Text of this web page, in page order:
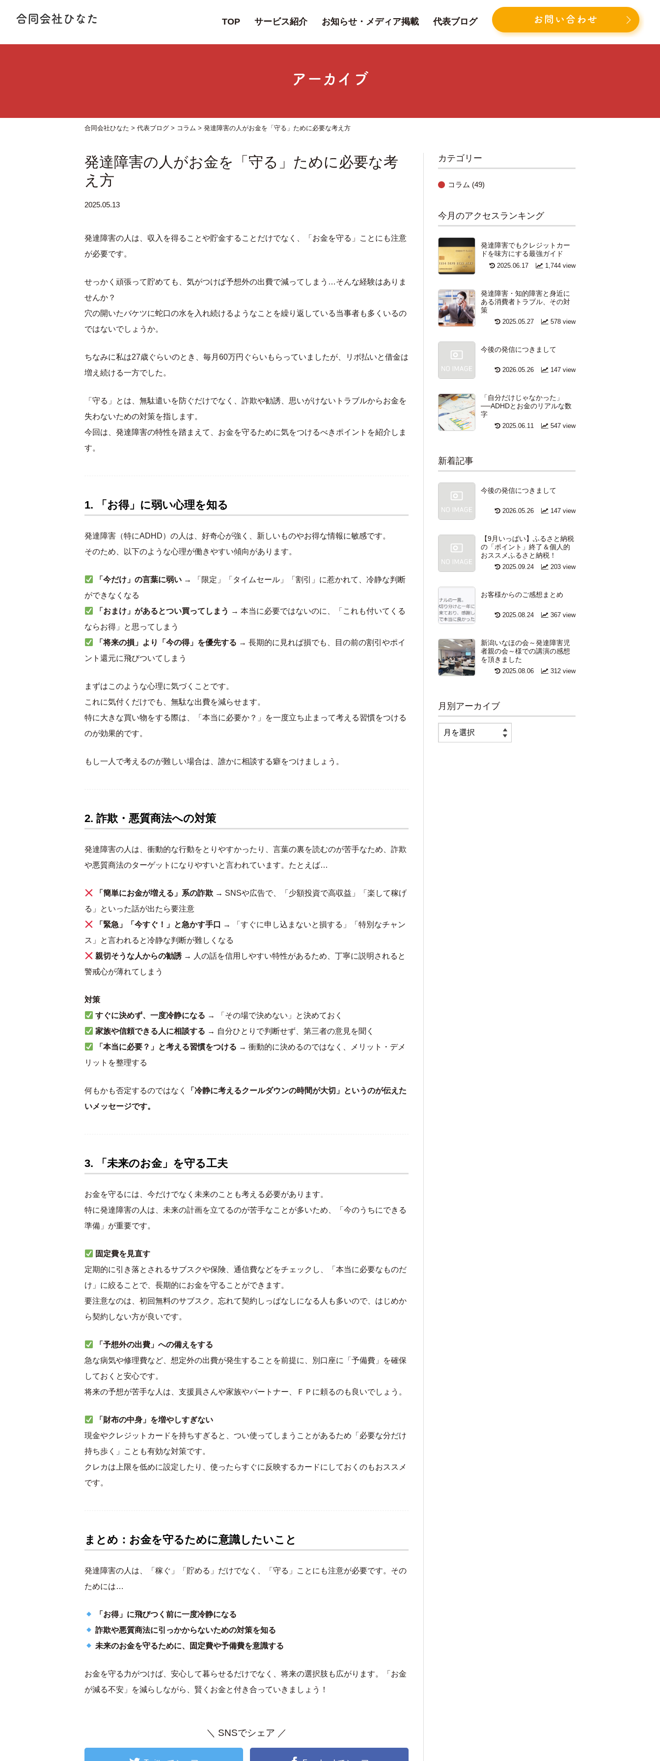
合同会社ひなた TOP サービス紹介 お知らせ・メディア掲載 代表ブログ お問い合わせ
アーカイブ
合同会社ひなた > 代表ブログ > コラム > 発達障害の人がお金を「守る」ために必要な考え方
発達障害の人がお金を「守る」ために必要な考
え方
2025.05.13
発達障害の人は、収入を得ることや貯金することだけでなく、「お金を守る」ことにも注意
が必要です。
せっかく頑張って貯めても、気がつけば予想外の出費で減ってしまう…そんな経験はありま
せんか？
穴の開いたバケツに蛇口の水を入れ続けるようなことを繰り返している当事者も多くいるの
ではないでしょうか。
ちなみに私は27歳ぐらいのとき、毎月60万円ぐらいもらっていましたが、リボ払いと借金は
増え続ける一方でした。
「守る」とは、無駄遣いを防ぐだけでなく、詐欺や勧誘、思いがけないトラブルからお金を
失わないための対策を指します。
今回は、発達障害の特性を踏まえて、お金を守るために気をつけるべきポイントを紹介しま
す。
1. 「お得」に弱い心理を知る
発達障害（特にADHD）の人は、好奇心が強く、新しいものやお得な情報に敏感です。
そのため、以下のような心理が働きやすい傾向があります。
「今だけ」の言葉に弱い → 「限定」「タイムセール」「割引」に惹かれて、冷静な判断
ができなくなる
「おまけ」があるとつい買ってしまう → 本当に必要ではないのに、「これも付いてくる
ならお得」と思ってしまう
「将来の損」より「今の得」を優先する → 長期的に見れば損でも、目の前の割引やポイ
ント還元に飛びついてしまう
まずはこのような心理に気づくことです。
これに気付くだけでも、無駄な出費を減らせます。
特に大きな買い物をする際は、「本当に必要か？」を一度立ち止まって考える習慣をつける
のが効果的です。
もし一人で考えるのが難しい場合は、誰かに相談する癖をつけましょう。
2. 詐欺・悪質商法への対策
発達障害の人は、衝動的な行動をとりやすかったり、言葉の裏を読むのが苦手なため、詐欺
や悪質商法のターゲットになりやすいと言われています。たとえば…
「簡単にお金が増える」系の詐欺 → SNSや広告で、「少額投資で高収益」「楽して稼げ
る」といった話が出たら要注意
「緊急」「今すぐ！」と急かす手口
→ 「すぐに申し込まないと損する」「特別なチャン
ス」と言われると冷静な判断が難しくなる
親切そうな人からの勧誘→ 人の話を信用しやすい特性があるため、丁寧に説明されると
警戒心が薄れてしまう
対策
すぐに決めず、一度冷静になる → 「その場で決めない」と決めておく
家族や信頼できる人に相談する → 自分ひとりで判断せず、第三者の意見を聞く
「本当に必要？」と考える習慣をつける → 衝動的に決めるのではなく、メリット・デメ
リットを整理する
何もかも否定するのではなく
「冷静に考えるクールダウンの時間が大切」というのが伝えた
いメッセージです。
3. 「未来のお金」を守る工夫
お金を守るには、今だけでなく未来のことも考える必要があります。
特に発達障害の人は、未来の計画を立てるのが苦手なことが多いため、「今のうちにできる
準備」が重要です。
固定費を見直す
定期的に引き落とされるサブスクや保険、通信費などをチェックし、「本当に必要なものだ
け」に絞ることで、長期的にお金を守ることができます。
要注意なのは、初回無料のサブスク。忘れて契約しっぱなしになる人も多いので、はじめか
ら契約しない方が良いです。
「予想外の出費」への備えをする
急な病気や修理費など、想定外の出費が発生することを前提に、別口座に「予備費」を確保
しておくと安心です。
将来の予想が苦手な人は、支援員さんや家族やパートナー、ＦＰに頼るのも良いでしょう。
「財布の中身」を増やしすぎない
現金やクレジットカードを持ちすぎると、つい使ってしまうことがあるため「必要な分だけ
持ち歩く」ことも有効な対策です。
クレカは上限を低めに設定したり、使ったらすぐに反映するカードにしておくのもおススメ
です。
まとめ：お金を守るために意識したいこと
発達障害の人は、「稼ぐ」「貯める」だけでなく、「守る」ことにも注意が必要です。その
ためには…
「お得」に飛びつく前に一度冷静になる
詐欺や悪質商法に引っかからないための対策を知る
未来のお金を守るために、固定費や予備費を意識する
お金を守る力がつけば、安心して暮らせるだけでなく、将来の選択肢も広がります。「お金
が減る不安」を減らしながら、賢くお金と付き合っていきましょう！
＼ SNSでシェア ／
カテゴリー
コラム (49)
今月のアクセスランキング
発達障害でもクレジットカー
ドを味方にする最強ガイド
1,744 view
2025.06.17
発達障害・知的障害と身近に
ある消費者トラブル、その対
策
578 view
2025.05.27
今後の発信につきまして
147 view
2026.05.26
「自分だけじゃなかった」
──ADHDとお金のリアルな数
字
547 view
2025.06.11
新着記事
今後の発信につきまして
147 view
2026.05.26
【9月いっぱい】ふるさと納税
の「ポイント」終了＆個人的
おススメふるさと納税！
203 view
2025.09.24
お客様からのご感想まとめ
367 view
2025.08.24
新潟いなほの会～発達障害児
者親の会～様での講演の感想
を頂きました
312 view
2025.08.06
月別アーカイブ